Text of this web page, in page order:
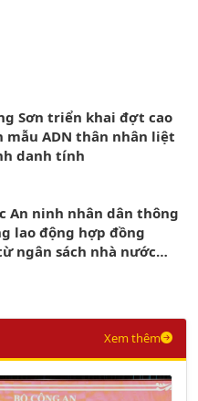
Sơn triển khai đợt cao
mẫu ADN thân nhân liệt
danh tính
An ninh nhân dân thông
lao động hợp đồng
ngân sách nhà nước
Xem thêm